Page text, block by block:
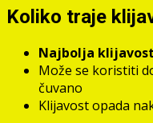
Koliko traje
Najbolja klijavost
Može se koristiti
čuvano
Klijavost opada